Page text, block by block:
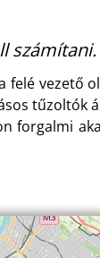
számítani.
felé vezető
tűzoltók
forgalmi